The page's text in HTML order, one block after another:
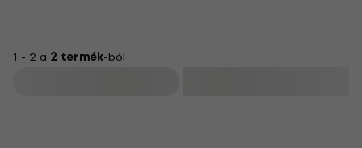
1 - 2 a 2 termék-ból